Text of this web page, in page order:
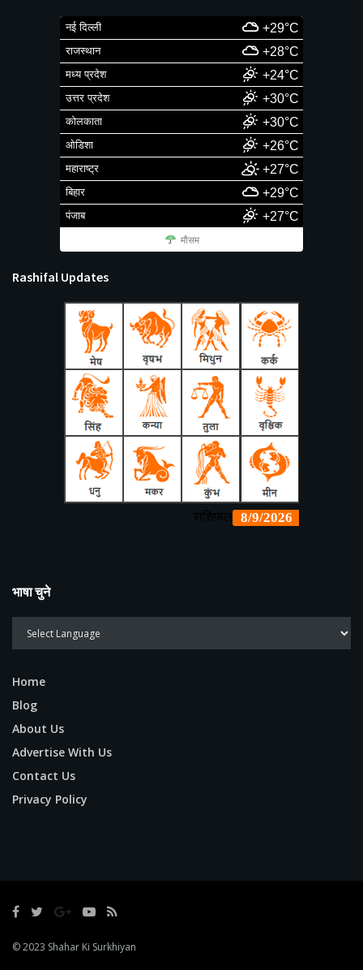
नई दिल्ली +29°C
राजस्थान +28°C
मध्य प्रदेश +24°C
उत्तर प्रदेश +30°C
कोलकाता +30°C
ओडिशा +26°C
महाराष्ट्र +27°C
बिहार +29°C
पंजाब +27°C
मौसम
Rashifal Updates
भाषा चुने
Home
Blog
About Us
Advertise With Us
Contact Us
Privacy Policy
© 2023 Shahar Ki Surkhiyan